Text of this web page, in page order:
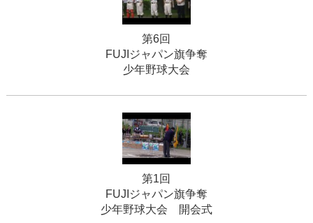
第6回
FUJIジャパン旗争奪
少年野球大会
第1回
FUJIジャパン旗争奪
少年野球大会 開会式